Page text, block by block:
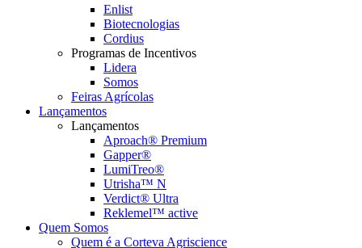
Enlist
Biotecnologias
Cordius
Programas de Incentivos
Lidera
Somos
Feiras Agrícolas
Lançamentos
Lançamentos
Aproach® Premium
Gapper®
LumiTreo®
Utrisha™ N
Verdict® Ultra
Reklemel™ active
Quem Somos
Quem é a Corteva Agriscience